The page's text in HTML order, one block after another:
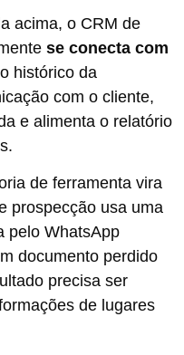
acima, o CRM de
se conecta com
histórico da
com o cliente,
e alimenta o relatório
de ferramenta vira
prospecção usa uma
pelo WhatsApp
documento perdido
precisa ser
de lugares